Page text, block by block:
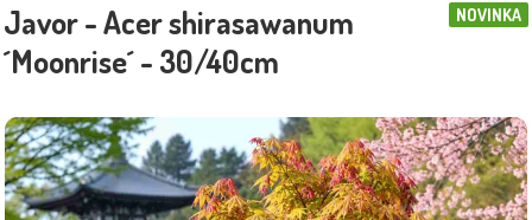
NOVINKA
Javor - Acer shirasawanum
´Moonrise´ - 30/40cm